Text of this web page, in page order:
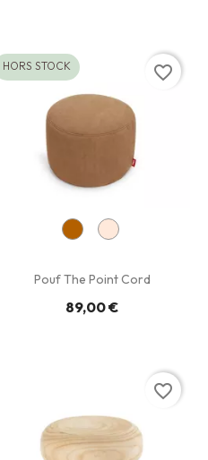
Pouf The Point Cord
89,00 €
HORS STOCK favorite_border
favorite_border